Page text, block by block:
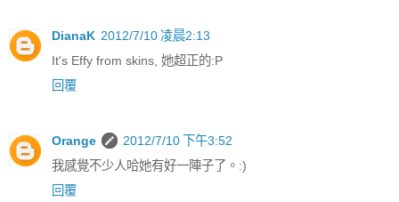
DianaK 2012/7/10 凌晨2:13
It's Effy from skins, 她超正的:P
回覆
Orange
2012/7/10 下午3:52
我感覺不少人哈她有好一陣子了。:)
回覆